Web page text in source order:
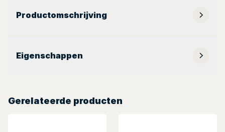
Productomschrijving
Eigenschappen
Gerelateerde producten